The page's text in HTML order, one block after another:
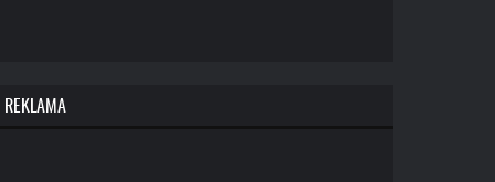
REKLAMA